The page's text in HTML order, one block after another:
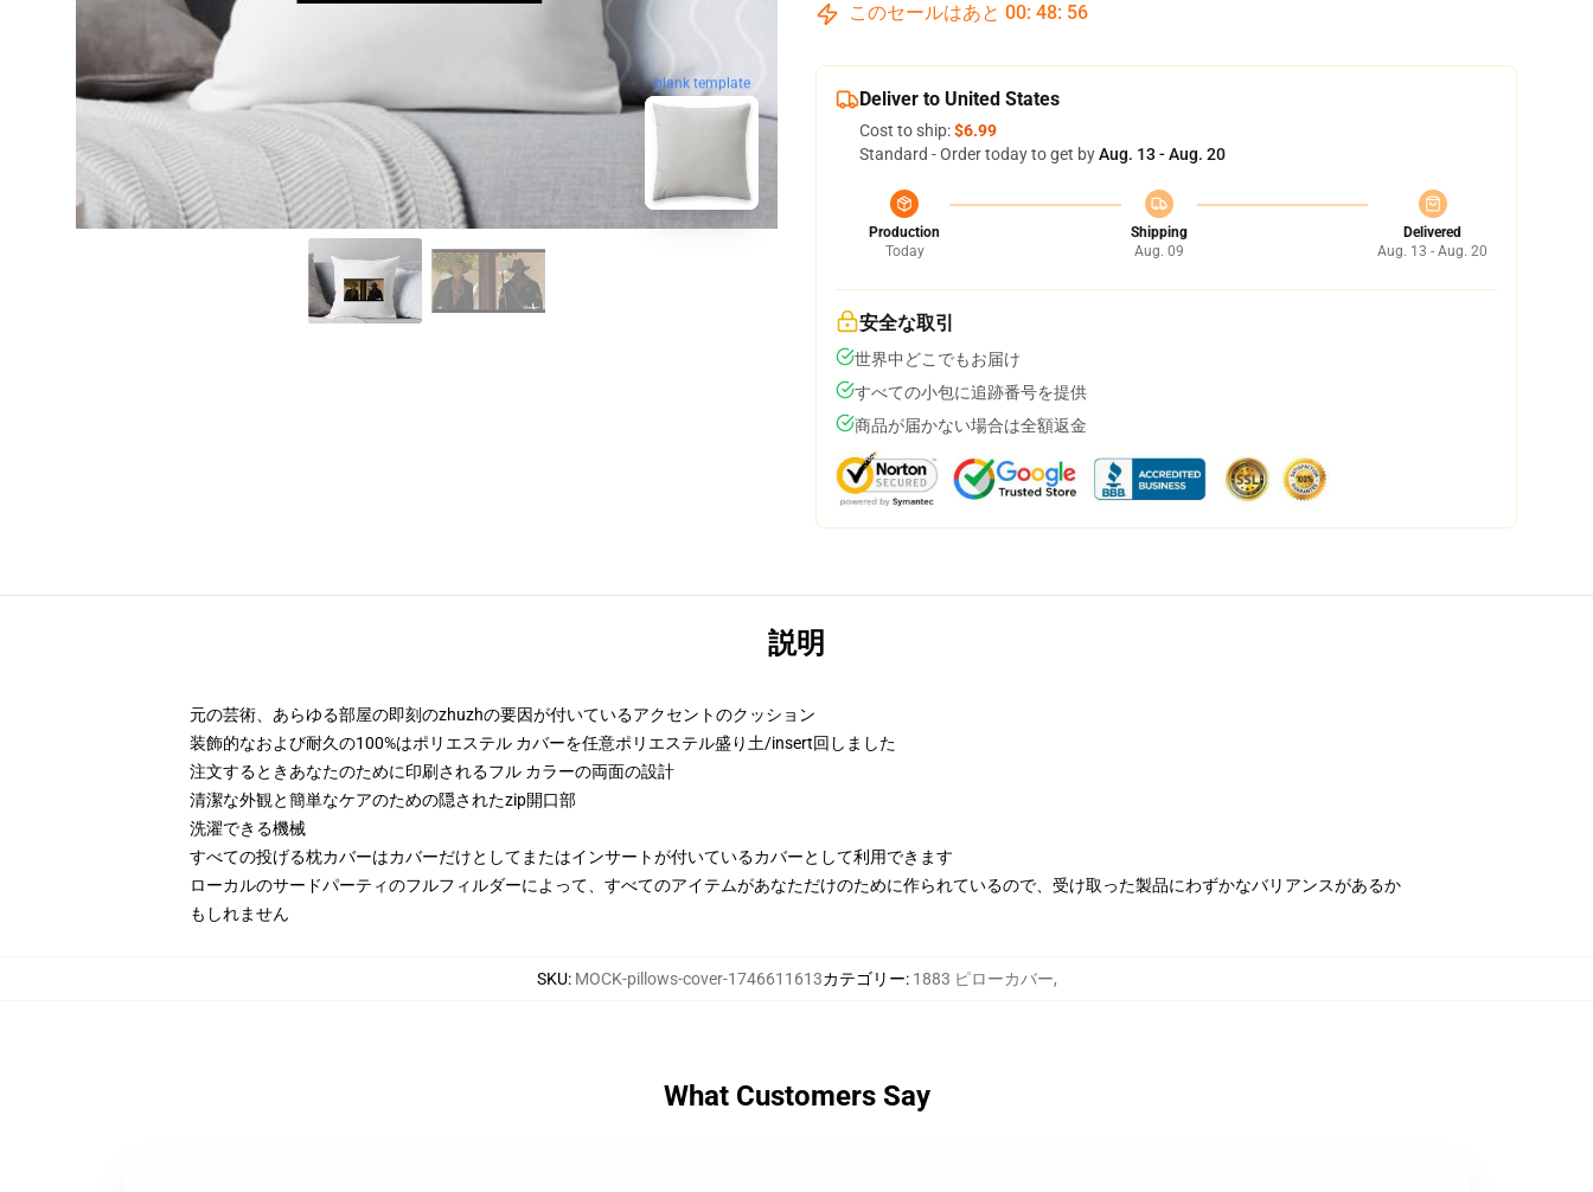
blank template
このセールはあと 00: 48: 55
Deliver to United States
Cost to ship:$6.99
Standard - Order today to get byAug. 13 - Aug. 20
Production
Today
Shipping
Aug. 09
Delivered
Aug. 13 - Aug. 20
安全な取引
世界中どこでもお届け
すべての小包に追跡番号を提供
商品が届かない場合は全額返金
説明
元の芸術、あらゆる部屋の即刻のzhuzhの要因が付いているアクセントのクッション
装飾的なおよび耐久の100%はポリエステル カバーを任意ポリエステル盛り土/insert回しました
注文するときあなたのために印刷されるフル カラーの両面の設計
清潔な外観と簡単なケアのための隠されたzip開口部
洗濯できる機械
すべての投げる枕カバーはカバーだけとしてまたはインサートが付いているカバーとして利用できます
ローカルのサードパーティのフルフィルダーによって、すべてのアイテムがあなただけのために作られているので、受け取った製品にわずかなバリアンスがあるか
もしれません
SKU: MOCK-pillows-cover-1746611613カテゴリー: 1883 ピローカバー,
What Customers Say